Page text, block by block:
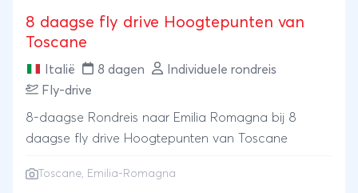
8 daagse fly drive Hoogtepunten van
Toscane
Italië 8 dagen
Individuele rondreis
Fly-drive
8-daagse Rondreis naar Emilia Romagna bij 8
daagse fly drive Hoogtepunten van Toscane
Toscane, Emilia-Romagna